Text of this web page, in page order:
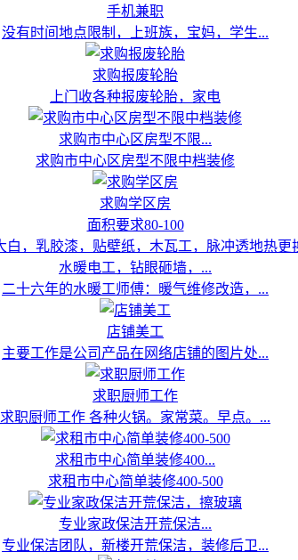
手机兼职
没有时间地点限制，上班族，宝妈，学生...
求购报废轮胎
上门收各种报废轮胎，家电
求购市中心区房型不限...
求购市中心区房型不限中档装修
求购学区房
面积要求80-100
水暖电工，钻眼砸墙，...
二十六年的水暖工师傅：暖气维修改造，...
店铺美工
主要工作是公司产品在网络店铺的图片处...
求职厨师工作
求职厨师工作 各种火锅。家常菜。早点。...
求租市中心简单装修400...
求租市中心简单装修400-500
专业家政保洁开荒保洁...
专业保洁团队，新楼开荒保洁，装修后卫...